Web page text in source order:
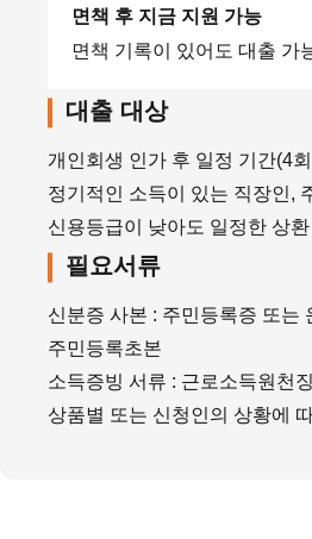
면책 후 지금 지원 가능
면책 기록이 있어도 대출 가
대출 대상
개인회생 인가 후 일정 기간(4
정기적인 소득이 있는 직장인,
신용등급이 낮아도 일정한 상
필요서류
신분증 사본 : 주민등록증 또는
주민등록초본
소득증빙 서류 : 근로소득원천
상품별 또는 신청인의 상황에